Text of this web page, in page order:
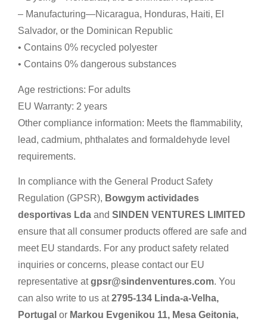
– Manufacturing—Nicaragua, Honduras, Haiti, El
Salvador, or the Dominican Republic
• Contains 0% recycled polyester
• Contains 0% dangerous substances
Age restrictions: For adults
EU Warranty: 2 years
Other compliance information: Meets the flammability,
lead, cadmium, phthalates and formaldehyde level
requirements.
In compliance with the General Product Safety
Regulation (GPSR), Bowgym actividades
desportivas Lda and SINDEN VENTURES LIMITED
ensure that all consumer products offered are safe and
meet EU standards. For any product safety related
inquiries or concerns, please contact our EU
representative atgpsr@sindenventures.com. You
can also write to us at2795-134 Linda-a-Velha,
Portugal or Markou Evgenikou 11, Mesa Geitonia,